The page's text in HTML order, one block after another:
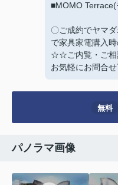
■MOMO
〇ご成約でヤマ
で家具家電購入時
☆☆ご内覧・ご
お気軽にお問合
無料
パノラマ画像